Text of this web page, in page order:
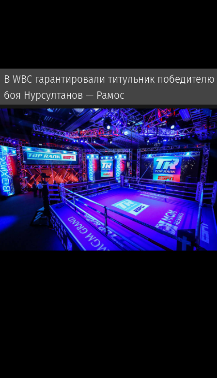
В WBC гарантировали титульник победителю
боя Нурсултанов — Рамос